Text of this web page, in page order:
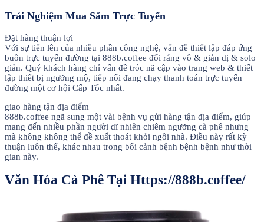
Trải Nghiệm Mua Sắm Trực Tuyến
Đặt hàng thuận lợi
Với sự tiến lên của nhiều phần công nghệ, vấn đề thiết lập đáp ứng
buôn trực tuyến đường tại 888b.coffee đổi ráng vô & giản dị & solo
giản. Quý khách hàng chỉ vấn đề tróc nã cập vào trang web & thiết
lập thiết bị ngưỡng mộ, tiếp nối đang chạy thanh toán trực tuyến
đường một cơ hội Cấp Tốc nhất.
giao hàng tận địa điểm
888b.coffee ngã sung một vài bệnh vụ gửi hàng tận địa điểm, giúp
mang đến nhiều phần người dĩ nhiên chiêm ngưỡng cà phê nhưng
mà không không thể đề xuất thoát khỏi ngôi nhà. Điều này rất kỳ
thuận luôn thể, khác nhau trong bối cảnh bệnh bệnh bệnh như thời
gian này.
Văn Hóa Cà Phê Tại Https://888b.coffee/